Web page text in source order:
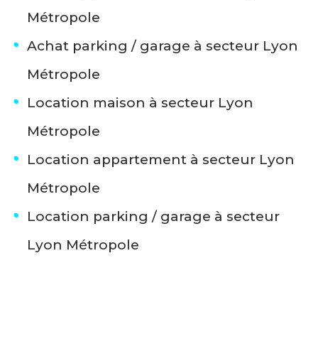
Métropole
Achat parking / garage à secteur Lyon
Métropole
Location maison à secteur Lyon
Métropole
Location appartement à secteur Lyon
Métropole
Location parking / garage à secteur
Lyon Métropole